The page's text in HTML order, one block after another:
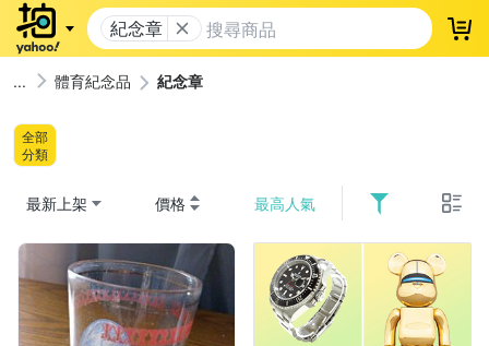
紀念章 登
體育紀念品 紀念章
全部
分類
最新上架 價格 最高人氣